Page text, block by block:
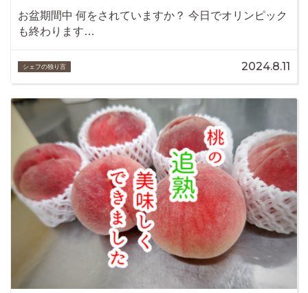
お盆期間中 何をされていますか？ 今日でオリンピック
も終わります…
シェフの独り言 2024.8.11